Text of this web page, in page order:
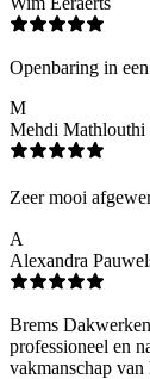
Openbaring in
M
Mehdi Mathlouthi
Zeer mooi
A
Alexandra
Brems
professioneel en
vakmanschap